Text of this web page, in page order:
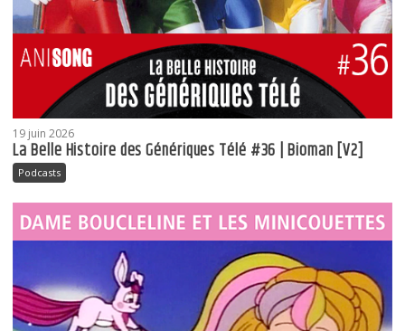
19 juin 2026
La Belle Histoire des Génériques Télé #36 | Bioman [V2]
Podcasts